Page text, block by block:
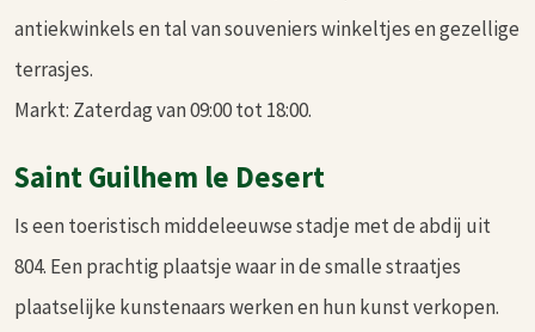
antiekwinkels en tal van souveniers winkeltjes en gezellige
terrasjes.
Markt: Zaterdag van 09:00 tot 18:00.
Saint Guilhem le Desert
Is een toeristisch middeleeuwse stadje met de abdij uit
804. Een prachtig plaatsje waar in de smalle straatjes
plaatselijke kunstenaars werken en hun kunst verkopen.